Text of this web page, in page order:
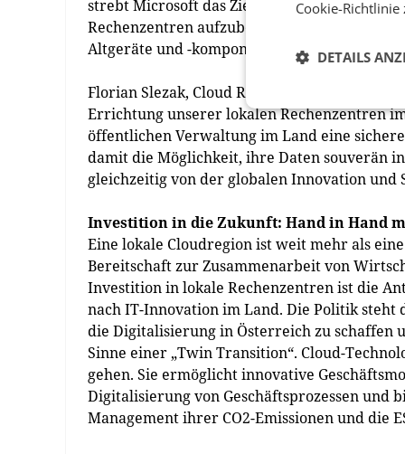
strebt Microsoft das Ziel der
Rechenzentren aufzubereiten. Global
Altgeräte und -komponenten wieder und
Florian Slezak, Cloud Region Lead bei
Errichtung unserer lokalen Rechenzentren
öffentlichen Verwaltung im Land eine
damit die Möglichkeit, ihre Daten souverän
gleichzeitig von der globalen Innovation
Investition in die Zukunft: Hand in Hand
Eine lokale Cloudregion ist weit mehr als
Bereitschaft zur Zusammenarbeit von
Investition in lokale Rechenzentren ist die
nach IT-Innovation im Land. Die Politik
die Digitalisierung in Österreich zu
Sinne einer „Twin Transition“. Cloud-
gehen. Sie ermöglicht innovative
Digitalisierung von Geschäftsprozessen und
Management ihrer CO2-Emissionen und die
Cookie-
DETAILS